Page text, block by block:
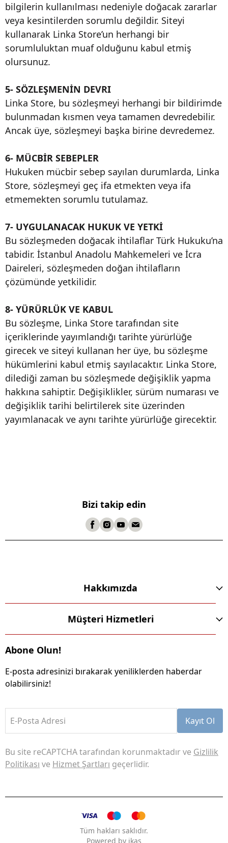
bilgilerin kullanılması nedeniyle doğacak zararlar
veya kesintilerden sorumlu değildir. Siteyi
kullanarak Linka Store’un herhangi bir
sorumluluktan muaf olduğunu kabul etmiş
olursunuz.
5- SÖZLEŞMENİN DEVRI
Linka Store, bu sözleşmeyi herhangi bir bildirimde
bulunmadan kısmen veya tamamen devredebilir.
Ancak üye, sözleşmeyi başka birine devredemez.
6- MÜCBİR SEBEPLER
Hukuken mücbir sebep sayılan durumlarda, Linka
Store, sözleşmeyi geç ifa etmekten veya ifa
etmemekten sorumlu tutulamaz.
7- UYGULANACAK HUKUK VE YETKİ
Bu sözleşmeden doğacak ihtilaflar Türk Hukuku’na
tabidir. İstanbul Anadolu Mahkemeleri ve İcra
Daireleri, sözleşmeden doğan ihtilafların
çözümünde yetkilidir.
8- YÜRÜRLÜK VE KABUL
Bu sözleşme, Linka Store tarafından site
içeriklerinde yayımlandığı tarihte yürürlüğe
girecek ve siteyi kullanan her üye, bu sözleşme
hükümlerini kabul etmiş sayılacaktır. Linka Store,
dilediği zaman bu sözleşmede değişiklik yapma
hakkına sahiptir. Değişiklikler, sürüm numarası ve
değişiklik tarihi belirtilerek site üzerinden
yayımlanacak ve aynı tarihte yürürlüğe girecektir.
Bizi takip edin
Hakkımızda
Müşteri Hizmetleri
Abone Olun!
E-posta adresinizi bırakarak yeniliklerden haberdar
olabilirsiniz!
E-Posta Adresi Kayıt Ol
Bu site reCAPTCHA tarafından korunmaktadır ve Gizlilik
Politikası ve Hizmet Şartları geçerlidir.
Tüm hakları saklıdır.
Powered by ikas